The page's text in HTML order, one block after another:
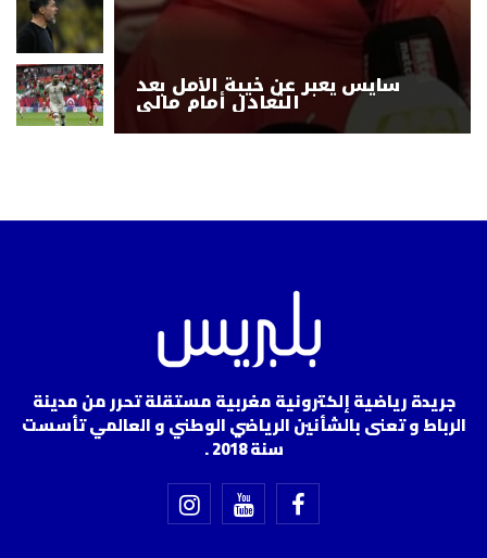
سايس يعبر عن خيبة الأمل بعد
التعادل أمام مالي
جريدة رياضية إلكترونية مغربية مستقلة تحرر من مدينة
الرباط و تعنى بالشأنين الرياضي الوطني و العالمي تأسست
سنة 2018 .